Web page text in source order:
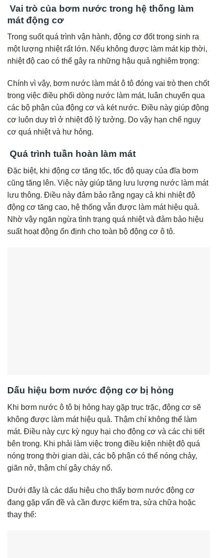
Vai trò của bơm nước trong hệ thống làm
mát động cơ
Trong suốt quá trình vận hành, động cơ đốt trong sinh ra
một lượng nhiệt rất lớn. Nếu không được làm mát kịp thời,
nhiệt độ cao có thể gây ra những hậu quả nghiêm trọng:
Chính vì vậy, bơm nước làm mát ô tô đóng vai trò then chốt
trong việc điều phối dòng nước làm mát, luân chuyển qua
các bộ phận của động cơ và két nước. Điều này giúp động
cơ luôn duy trì ở nhiệt độ lý tưởng. Do vậy hạn chế nguy
cơ quá nhiệt và hư hỏng.
Quá trình tuần hoàn làm mát
Đặc biệt, khi động cơ tăng tốc, tốc độ quay của đĩa bơm
cũng tăng lên. Việc này giúp tăng lưu lượng nước làm mát
lưu thông. Điều này đảm bảo rằng ngay cả khi nhiệt độ
động cơ tăng cao, hệ thống vẫn được làm mát hiệu quả.
Nhờ vậy ngăn ngừa tình trạng quá nhiệt và đảm bảo hiệu
suất hoạt động ổn định cho toàn bộ động cơ ô tô.
Dấu hiệu bơm nước động cơ bị hỏng
Khi bơm nước ô tô bị hỏng hay gặp trục trặc, động cơ sẽ
không được làm mát hiệu quả. Thậm chí không thể làm
mát. Điều này cực kỳ nguy hại cho động cơ và các chi tiết
bên trong. Khi phải làm việc trong điều kiện nhiệt độ quá
nóng trong thời gian dài, các bộ phận có thể nóng chảy,
giãn nở, thậm chí gây cháy nổ.
Dưới đây là các dấu hiệu cho thấy bơm nước động cơ
đang gặp vấn đề và cần được kiểm tra, sửa chữa hoặc
thay thế: